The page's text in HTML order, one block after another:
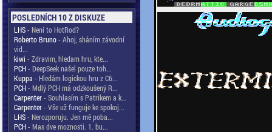
POSLEDNÍCH 10 Z DISKUZE
LHS- Není to HotRod?
Roberto Bruno- Ahoj, sháním závodní
vid...
kiwi - Zdravim, hledam hru, kte...
PCH- DeepSeek našel pouze toh...
Kuppa - Hledám logickou hru z C6...
PCH- Mdlý PCH má odzkoušený R...
Carpenter- Souhlasím s Patrikem a k...
Carpenter- Vše už funguje ke spokoj...
LHS- Nerozporuju. Jen mě poba...
PCH- Mas dve moznosti. 1. bu...